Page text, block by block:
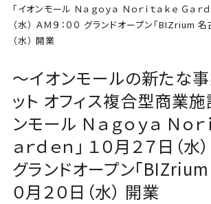
「イオンモール Ｎａｇｏｙａ Ｎｏｒｉｔａｋｅ Ｇａｒ
（水） ＡＭ９：００ グランドオープン「BIZrium 名
（水） 開業
～イオンモールの新たな
ット オフィス複合型商業施
ンモール Ｎａｇｏｙａ Ｎｏｒ
ａｒｄｅｎ」 １０月２７日（水
グランドオープン「BIZrium
０月２０日（水） 開業